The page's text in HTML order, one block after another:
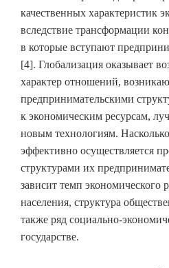
качественных характеристик
вследствие трансформации
в которые вступают
[4]. Глобализация оказывает
характер отношений,
предпринимательскими
к экономическим ресурсам,
новым технологиям.
эффективно осуществляется
структурами их
зависит темп экономического
населения, структура
также ряд социально-
государстве.